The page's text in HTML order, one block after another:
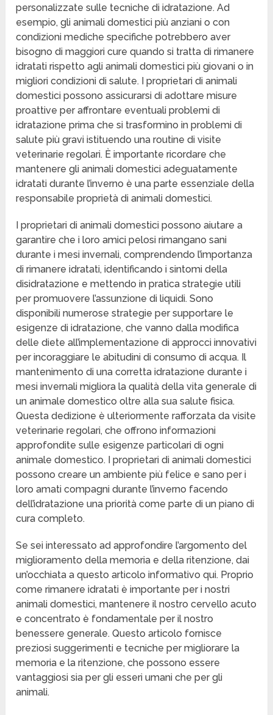
personalizzate sulle tecniche di idratazione. Ad
esempio, gli animali domestici più anziani o con
condizioni mediche specifiche potrebbero aver
bisogno di maggiori cure quando si tratta di rimanere
idratati rispetto agli animali domestici più giovani o in
migliori condizioni di salute. I proprietari di animali
domestici possono assicurarsi di adottare misure
proattive per affrontare eventuali problemi di
idratazione prima che si trasformino in problemi di
salute più gravi istituendo una routine di visite
veterinarie regolari. È importante ricordare che
mantenere gli animali domestici adeguatamente
idratati durante l’inverno è una parte essenziale della
responsabile proprietà di animali domestici.
I proprietari di animali domestici possono aiutare a
garantire che i loro amici pelosi rimangano sani
durante i mesi invernali, comprendendo l’importanza
di rimanere idratati, identificando i sintomi della
disidratazione e mettendo in pratica strategie utili
per promuovere l’assunzione di liquidi. Sono
disponibili numerose strategie per supportare le
esigenze di idratazione, che vanno dalla modifica
delle diete all’implementazione di approcci innovativi
per incoraggiare le abitudini di consumo di acqua. Il
mantenimento di una corretta idratazione durante i
mesi invernali migliora la qualità della vita generale di
un animale domestico oltre alla sua salute fisica.
Questa dedizione è ulteriormente rafforzata da visite
veterinarie regolari, che offrono informazioni
approfondite sulle esigenze particolari di ogni
animale domestico. I proprietari di animali domestici
possono creare un ambiente più felice e sano per i
loro amati compagni durante l’inverno facendo
dell’idratazione una priorità come parte di un piano di
cura completo.
Se sei interessato ad approfondire l’argomento del
miglioramento della memoria e della ritenzione, dai
un’occhiata a questo articolo informativo qui. Proprio
come rimanere idratati è importante per i nostri
animali domestici, mantenere il nostro cervello acuto
e concentrato è fondamentale per il nostro
benessere generale. Questo articolo fornisce
preziosi suggerimenti e tecniche per migliorare la
memoria e la ritenzione, che possono essere
vantaggiosi sia per gli esseri umani che per gli
animali.